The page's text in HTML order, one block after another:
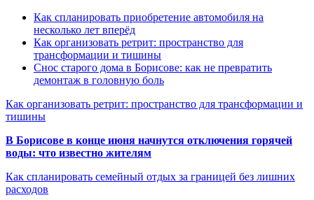
Как спланировать приобретение автомобиля на
несколько лет вперёд
Как организовать ретрит: пространство для
трансформации и тишины
Снос старого дома в Борисове: как не превратить
демонтаж в головную боль
Как организовать ретрит: пространство для трансформации и
тишины
В Борисове в конце июня начнутся отключения горячей
воды: что известно жителям
Как спланировать семейный отдых за границей без лишних
расходов